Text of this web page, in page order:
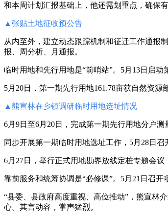
和本周计划汇报基础上，他还需划重点，确保有
▲ 张贴土地征收预公告
从内至外，建立动态跟踪机制和征迁工作通报
报、周分析、月通报。
临时用地和先行用地是“前哨站”。5月13日启
5月20日，第一期先行用地161.78亩获自然资源
▲ 熊宣林在乡镇调研临时用地选址情况
6月9日至6月20日，完成第一期先行用地分户测
同步开展第一期临时用地选址工作，5月28日
6月27日，举行正式用地勘界放线定桩专题会议
靠前服务和统筹协调是“必修课”。5月21日召开
“县委、县政府高度重视、高位推动”，熊宣林
心。其言动容，掌声猛烈。